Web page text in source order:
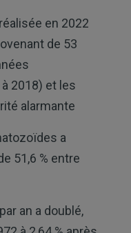
en 2022
de 53
2018) et les
alarmante
a
51,6 % entre
an a doublé,